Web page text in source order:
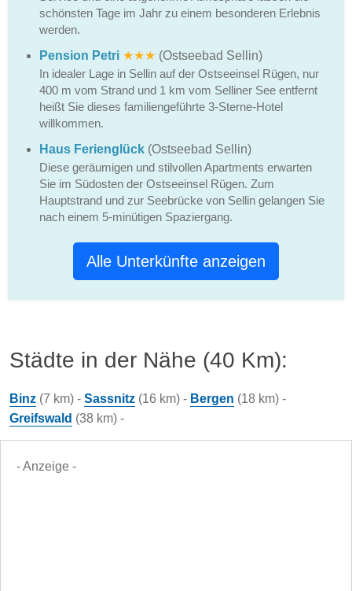
schönsten Tage im Jahr zu einem besonderen Erlebnis
werden.
Pension Petri ★★★ (Ostseebad Sellin)
In idealer Lage in Sellin auf der Ostseeinsel Rügen, nur
400 m vom Strand und 1 km vom Selliner See entfernt
heißt Sie dieses familiengeführte 3-Sterne-Hotel
willkommen.
Haus Ferienglück (Ostseebad Sellin)
Diese geräumigen und stilvollen Apartments erwarten
Sie im Südosten der Ostseeinsel Rügen. Zum
Hauptstrand und zur Seebrücke von Sellin gelangen Sie
nach einem 5-minütigen Spaziergang.
Alle Unterkünfte anzeigen
Städte in der Nähe (40 Km):
Binz (7 km) - Sassnitz (16 km) - Bergen (18 km) -
Greifswald (38 km) -
- Anzeige -